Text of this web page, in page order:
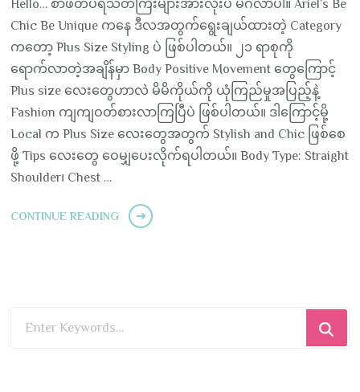
Hello… စာဖတ်ပရိသတ်ကြီးများအားလုံးပဲ မင်္ဂလာပါ။ Ariel’s Be
Chic Be Unique ကနေ ဒီလအတွက်ရွေးချယ်ထားတဲ့ Category
ကတော့ Plus Size Styling ပဲ ဖြစ်ပါတယ်။ ၂၁ ရာစုကို
ရောက်လာတဲ့အချိန်မှာ Body Positive Movement တွေကြောင့်
Plus size လေးတွေဟာလဲ မိမိကိုယ်ကို ယုံကြည်မှုအပြည့်နဲ့
Fashion ကျကျဝတ်စားလာကြပြီပဲ ဖြစ်ပါတယ်။ ဒါကြောင့်မို့
Local က Plus Size လေးတွေအတွက် Stylish and Chic ဖြစ်စေ
ဖို့ Tips လေးတွေ ဝေမျှပေးလိုက်ရပါတယ်။ Body Type: Straight
Shoulder၊ Chest …
CONTINUE READING